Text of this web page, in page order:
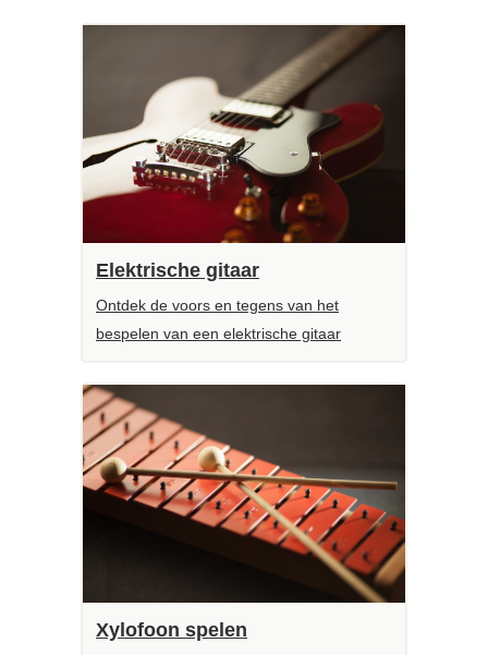
Elektrische gitaar
Ontdek de voors en tegens van het
bespelen van een elektrische gitaar
Xylofoon spelen